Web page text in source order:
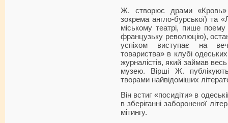
Ж. створює драми «Кровь»
зокрема англо-бурської) та
міському театрі, пише
французьку революцію),
успіхом виступає на
товариства» в клубі
журналістів, який займав
музею. Вірші Ж.
творами найвідоміших
Він встиг «посидіти» в
в зберіганні забороненої
мітингу.